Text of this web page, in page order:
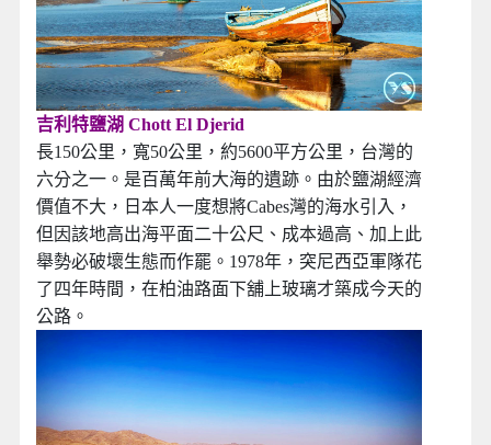
吉利特鹽湖 Chott El Djerid
長150公里，寬50公里，約5600平方公里，台灣的
六分之一。是百萬年前大海的遺跡。由於鹽湖經濟
價值不大，日本人一度想將Cabes灣的海水引入，
但因該地高出海平面二十公尺、成本過高、加上此
舉勢必破壞生態而作罷。1978年，突尼西亞軍隊花
了四年時間，在柏油路面下舖上玻璃才築成今天的
公路。